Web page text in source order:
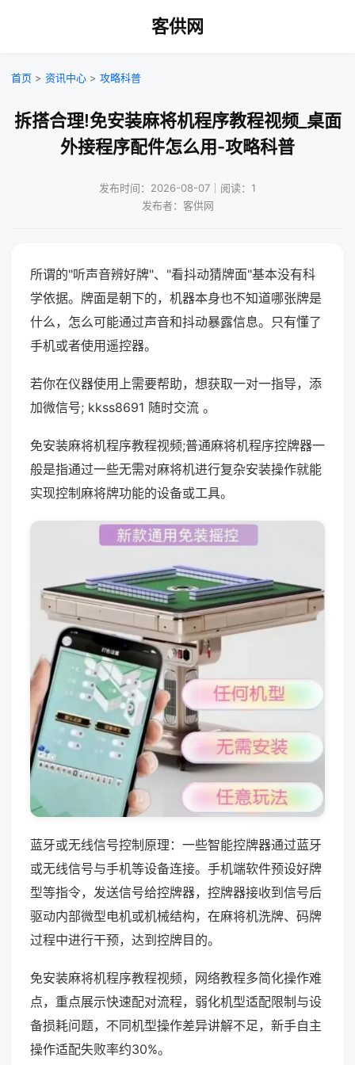
客供网
首页 > 资讯中心 > 攻略科普
拆搭合理!免安装麻将机程序教程视频_桌面
外接程序配件怎么用-攻略科普
发布时间：2026-08-07｜阅读：1
发布者：客供网
所谓的"听声音辨好牌"、"看抖动猜牌面"基本没有科
学依据。牌面是朝下的，机器本身也不知道哪张牌是
什么，怎么可能通过声音和抖动暴露信息。只有懂了
手机或者使用遥控器。
若你在仪器使用上需要帮助，想获取一对一指导，添
加微信号; kkss8691 随时交流 。
免安装麻将机程序教程视频;普通麻将机程序控牌器一
般是指通过一些无需对麻将机进行复杂安装操作就能
实现控制麻将牌功能的设备或工具。
蓝牙或无线信号控制原理：一些智能控牌器通过蓝牙
或无线信号与手机等设备连接。手机端软件预设好牌
型等指令，发送信号给控牌器，控牌器接收到信号后
驱动内部微型电机或机械结构，在麻将机洗牌、码牌
过程中进行干预，达到控牌目的。
免安装麻将机程序教程视频，网络教程多简化操作难
点，重点展示快速配对流程，弱化机型适配限制与设
备损耗问题，不同机型操作差异讲解不足，新手自主
操作适配失败率约30%。